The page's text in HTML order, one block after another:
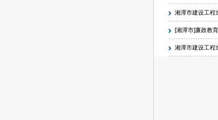
湘潭市建设工程
[湘潭市]廉政教
湘潭市建设工程